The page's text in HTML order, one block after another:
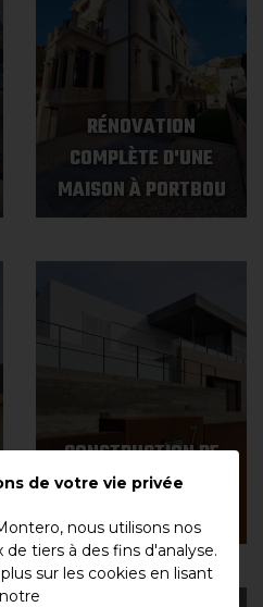
RÉNOVATION
COMPLÈTE D'UNE
MAISON À PORTBOU
CONSTRUCTION DE
MAISON À MAS
FUMATS (ROSES)
de votre vie privée
nous utilisons nos
tiers à des fins d'analyse.
sur les cookies en lisant
notre